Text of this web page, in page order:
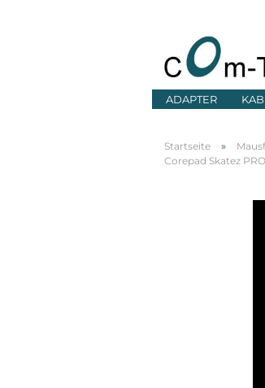
ADAPTER
Startseite »
Corepad Skatez